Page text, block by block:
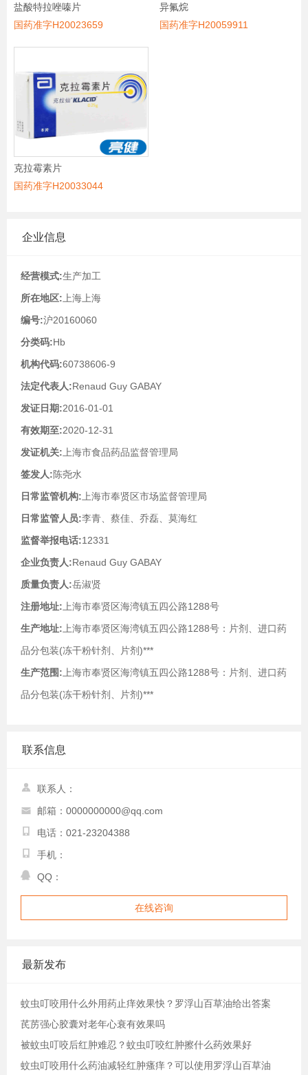
盐酸特拉唑嗪片
国药准字H20023659
异氟烷
国药准字H20059911
克拉霉素片
国药准字H20033044
企业信息
经营模式:生产加工
所在地区: 上海上海
编号:沪20160060
分类码:Hb
机构代码:60738606-9
法定代表人:Renaud Guy GABAY
发证日期:2016-01-01
有效期至:2020-12-31
发证机关: 上海市食品药品监督管理局
签发人:陈尧水
日常监管机构: 上海市奉贤区市场监督管理局
日常监管人员:李青、蔡佳、乔磊、莫海红
监督举报电话:12331
企业负责人:Renaud Guy GABAY
质量负责人:岳淑贤
注册地址: 上海市奉贤区海湾镇五四公路1288号
生产地址: 上海市奉贤区海湾镇五四公路1288号：片剂、进口药
品分包装(冻干粉针剂、片剂)***
生产范围: 上海市奉贤区海湾镇五四公路1288号：片剂、进口药
品分包装(冻干粉针剂、片剂)***
联系信息
联系人：
邮箱：0000000000@qq.com
电话：021-23204388
手机：
QQ：
在线咨询
最新发布
蚊虫叮咬用什么外用药止痒效果快？罗浮山百草油给出答案
芪苈强心胶囊对老年心衰有效果吗
被蚊虫叮咬后红肿难忍？蚊虫叮咬红肿擦什么药效果好
蚊虫叮咬用什么药油减轻红肿瘙痒？可以使用罗浮山百草油